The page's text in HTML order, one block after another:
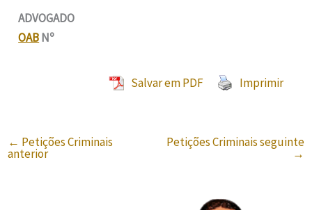
ADVOGADO
OABNº
Salvar em PDF Imprimir
← Petições Criminais
anterior
Petições Criminais seguinte
→